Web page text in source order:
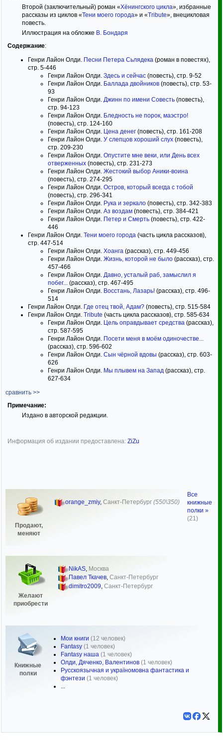
Второй (заключительный) роман «Хёнингского цикла», избранные
рассказы из циклов «Тени моего города» и «Tribute», внецикловая
повесть.
Иллюстрация на обложке В. Бондаря
Содержание:
Генри Лайон Олди. Песни Петера Сьлядека (роман в повестях),
стр. 5-446
Генри Лайон Олди. Здесь и сейчас (повесть), стр. 9-52
Генри Лайон Олди. Баллада двойников (повесть), стр. 53-
93
Генри Лайон Олди. Джинн по имени Совесть (повесть),
стр. 94-123
Генри Лайон Олди. Бледность не порок, маэстро!
(повесть), стр. 124-160
Генри Лайон Олди. Цена денег (повесть), стр. 161-208
Генри Лайон Олди. У слепцов хороший слух (повесть),
стр. 209-230
Генри Лайон Олди. Опустите мне веки, или День всех
отверженных (повесть), стр. 231-273
Генри Лайон Олди. Жестокий выбор Аники-воина
(повесть), стр. 274-295
Генри Лайон Олди. Остров, который всегда с тобой
(повесть), стр. 296-341
Генри Лайон Олди. Рука и зеркало (повесть), стр. 342-383
Генри Лайон Олди. Аз воздам (повесть), стр. 384-421
Генри Лайон Олди. Петер и Смерть (повесть), стр. 422-
446
Генри Лайон Олди. Тени моего города (часть цикла рассказов),
стр. 447-514
Генри Лайон Олди. Хоанга (рассказ), стр. 449-456
Генри Лайон Олди. Жизнь, которой не было (рассказ), стр.
457-466
Генри Лайон Олди. Давно, усталый раб, замыслил я
побег... (рассказ), стр. 467-495
Генри Лайон Олди. Восстань, Лазарь! (рассказ), стр. 496-
514
Генри Лайон Олди. Где отец твой, Адам? (повесть), стр. 515-584
Генри Лайон Олди. Tribute (часть цикла рассказов), стр. 585-634
Генри Лайон Олди. Цель оправдывает средства (рассказ),
стр. 587-595
Генри Лайон Олди. Посети меня в моём одиночестве...
(рассказ), стр. 596-602
Генри Лайон Олди. Сын чёрной вдовы (рассказ), стр. 603-
626
Генри Лайон Олди. Мы плывем на Запад (рассказ), стр.
627-634
сравнить >>
Примечание:
Издано в авторской редакции.
Информация об издании предоставлена: ZiZu
Продают,
меняют
orange_zmiy, Санкт-Петербург (550\350)
Желают
приобрести
NikAS, Москва
Павел Ткачев, Санкт-Петербург
dimitro2009 Санкт-Петербург
Книжные
полки
Мои книги (12 человек)
Fantasy (1 человек)
Fantasy наша (1 человек)
Олди, Дяченко, Валентинов (1 человек)
Русскоязычная и україномовна фантастика и
фэнтези (1 человек)
...
Все
книжные
полки »
(21)